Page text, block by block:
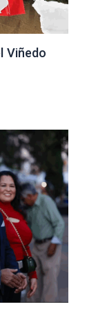
Viñedo